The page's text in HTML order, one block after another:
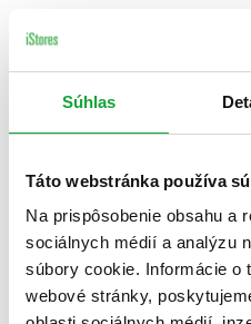
Súhlas
Táto webstránka používa
Na prispôsobenie obsahu a
sociálnych médií a analýzu
súbory cookie. Informácie o
webové stránky,